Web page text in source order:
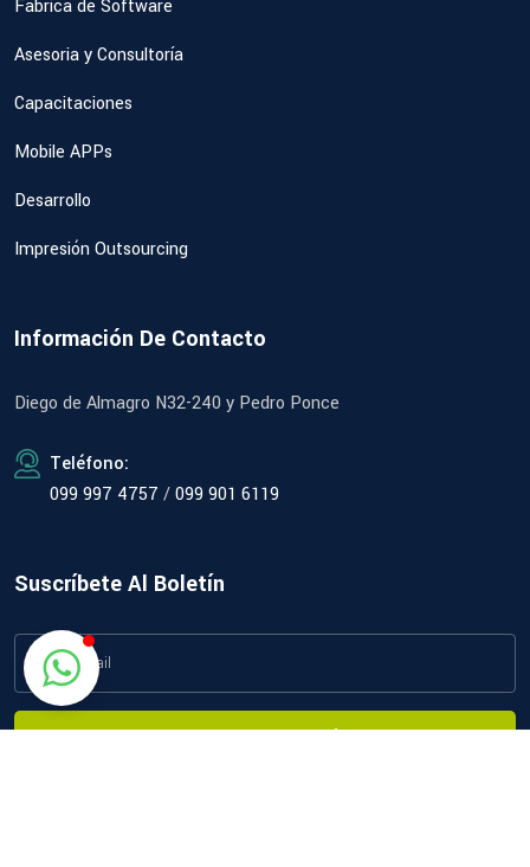
Fábrica de Software
Asesoria y Consultoría
Capacitaciones
Mobile APPs
Desarrollo
Impresión Outsourcing
Información De Contacto
Diego de Almagro N32-240 y Pedro Ponce
Teléfono:
099 997 4757 /099 901 6119
Suscríbete Al Boletín